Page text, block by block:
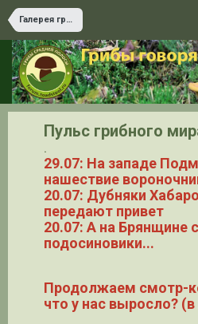
Галерея грибов
Пульс грибного
.
29.07: На западе
нашествие
20.07: Дубняки
передают привет
20.07: А на Брянщине
подосиновики...
Продолжаем смотр-
что у нас выросло? (в